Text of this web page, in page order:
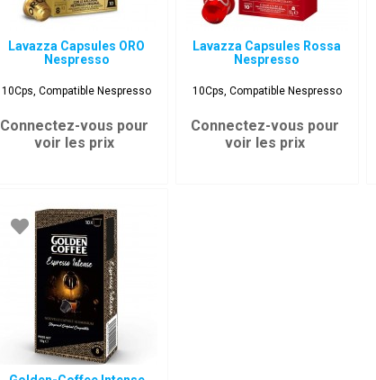
Lavazza Capsules ORO
Nespresso
10Cps, Compatible Nespresso
Connectez-vous pour
voir les prix
Lavazza Capsules Rossa
Nespresso
10Cps, Compatible Nespresso
Connectez-vous pour
voir les prix